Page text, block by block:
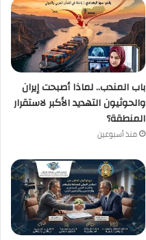
باب المندب.. لماذا أصبحت إيران
والحوثيون التهديد الأكبر لاستقرار
المنطقة؟
منذ أسبوعين